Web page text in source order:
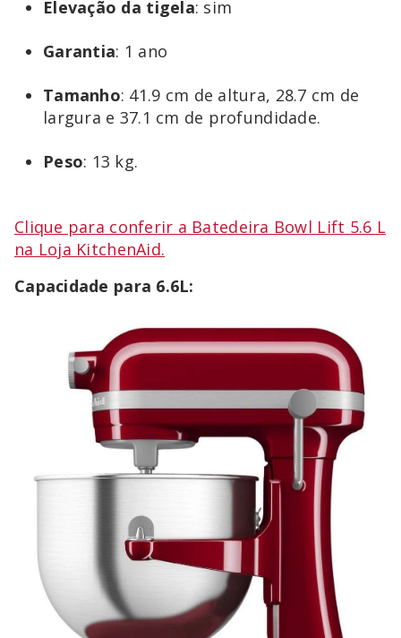
Elevação da tigela: sim
Garantia: 1 ano
Tamanho: 41.9 cm de altura, 28.7 cm de
largura e 37.1 cm de profundidade.
Peso: 13 kg.
Clique para conferir a Batedeira Bowl Lift 5.6 L
na Loja KitchenAid.
Capacidade para 6.6L: